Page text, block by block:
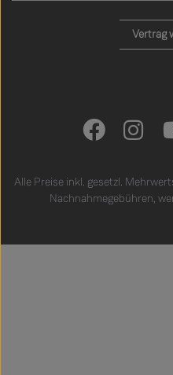
Vertrag
Alle Preise inkl. gesetzl.
Nachnahmegebühren,